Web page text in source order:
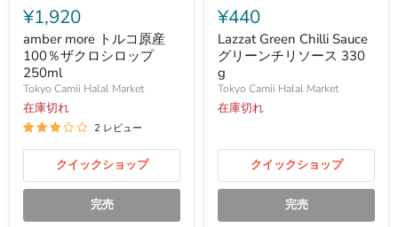
more
ト
ル
コ
原
産
100％
ザ
ク
ロ
シ
ッ
プ
¥1,920
amber more トルコ原産
100％ザクロシロップ
250ml
Tokyo Camii Halal Market
在庫切れ
2 レビュー
クイックショップ
完売
Green
Chilli
Sauce
グ
リ
ー
ン
チ
ー
330
g
¥440
Lazzat Green Chilli Sauce
グリーンチリソース 330
g
Tokyo Camii Halal Market
在庫切れ
クイックショップ
完売